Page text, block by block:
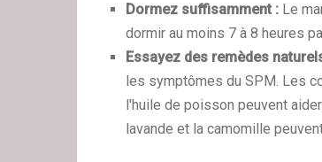
Dormez suffisamment : Le
dormir au moins 7 à 8 heures
Essayez des remèdes
les symptômes du SPM. Les
l'huile de poisson peuvent
lavande et la camomille